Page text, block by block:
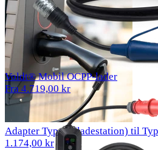
Adapter Type 2 (ladestation) til
1.174,00 kr
Voldt® Mobil OCPP-lader
Fra 4.719,00 kr